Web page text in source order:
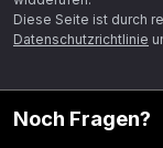
Diese Seite ist durch
Datenschutzrichtlinie
Noch Fragen?